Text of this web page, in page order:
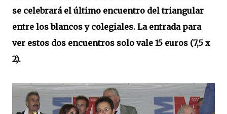
se celebrará el último encuentro del triangular
entre los blancos y colegiales. La entrada para
ver estos dos encuentros solo vale 15 euros (7,5 x
2).